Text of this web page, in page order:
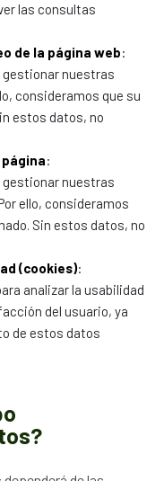
las consultas
de la página web:
nuestras
consideramos que su
estos datos, no
:
nuestras
ello, consideramos
Sin estos datos, no
(cookies):
analizar la usabilidad
del usuario, ya
de estos datos